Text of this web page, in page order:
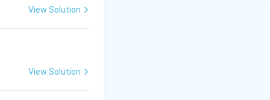
और सूर्य पूर्व
View Solution
View Solution